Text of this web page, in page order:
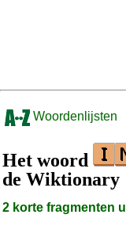
Woordenlijsten
Het woord
de Wiktionary
2 korte fragmenten